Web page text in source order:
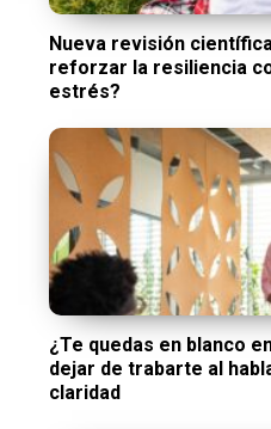
Nueva revisión
reforzar la resiliencia
estrés?
¿Te quedas en blanco
dejar de trabarte al
claridad